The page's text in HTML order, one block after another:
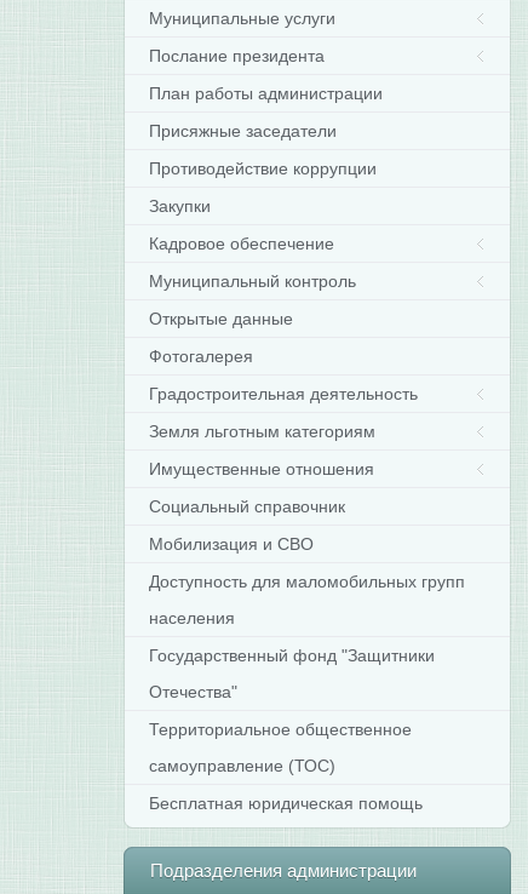
Муниципальные услуги
Послание президента
План работы администрации
Присяжные заседатели
Противодействие коррупции
Закупки
Кадровое обеспечение
Муниципальный контроль
Открытые данные
Фотогалерея
Градостроительная деятельность
Земля льготным категориям
Имущественные отношения
Социальный справочник
Мобилизация и СВО
Доступность для маломобильных групп
населения
Государственный фонд "Защитники
Отечества"
Территориальное общественное
самоуправление (ТОС)
Бесплатная юридическая помощь
Подразделения администрации